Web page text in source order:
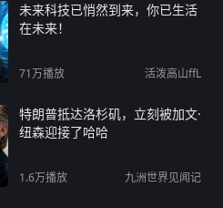
未来科技已悄然到来，你已生活
在未来！
71万播放 活泼高山ffL
特朗普抵达洛杉矶，立刻被加文·
纽森迎接了哈哈
1.6万播放 九洲世界见闻记